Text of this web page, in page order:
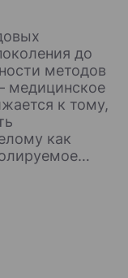
до
методов
медицинское
к тому,
как